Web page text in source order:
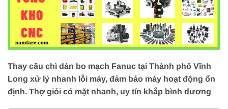
Thay cầu chì dán bo mạch Fanuc tại Thành phố Vĩnh
Long xử lý nhanh lỗi máy, đảm bảo máy hoạt động ổn
định. Thợ giỏi có mặt nhanh, uy tín khắp bình dương